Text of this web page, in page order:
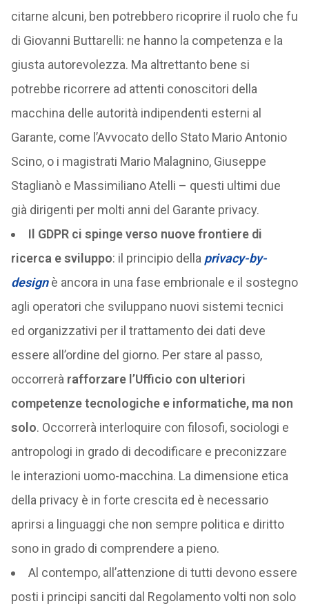
citarne alcuni, ben potrebbero ricoprire il ruolo che fu
di Giovanni Buttarelli: ne hanno la competenza e la
giusta autorevolezza. Ma altrettanto bene si
potrebbe ricorrere ad attenti conoscitori della
macchina delle autorità indipendenti esterni al
Garante, come l’Avvocato dello Stato Mario Antonio
Scino, o i magistrati Mario Malagnino, Giuseppe
Staglianò e Massimiliano Atelli – questi ultimi due
già dirigenti per molti anni del Garante privacy.
Il GDPR ci spinge verso nuove frontiere di
ricerca e sviluppo: il principio della privacy-by-
designè ancora in una fase embrionale e il sostegno
agli operatori che sviluppano nuovi sistemi tecnici
ed organizzativi per il trattamento dei dati deve
essere all’ordine del giorno. Per stare al passo,
occorrerà rafforzare l’Ufficio con ulteriori
competenze tecnologiche e informatiche, ma non
solo. Occorrerà interloquire con filosofi, sociologi e
antropologi in grado di decodificare e preconizzare
le interazioni uomo-macchina. La dimensione etica
della privacy è in forte crescita ed è necessario
aprirsi a linguaggi che non sempre politica e diritto
sono in grado di comprendere a pieno.
Al contempo, all’attenzione di tutti devono essere
posti i principi sanciti dal Regolamento volti non solo